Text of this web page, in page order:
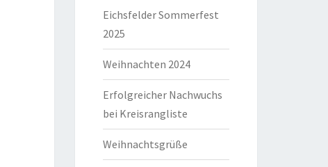
Eichsfelder Sommerfest
2025
Weihnachten 2024
Erfolgreicher Nachwuchs
bei Kreisrangliste
Weihnachtsgrüße